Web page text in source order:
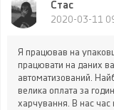
непередбачених
роботу в новій
Стас
2020-03-11
Я працював на
працювати на даних
автоматизований.
велика оплата за
харчування. В нас час